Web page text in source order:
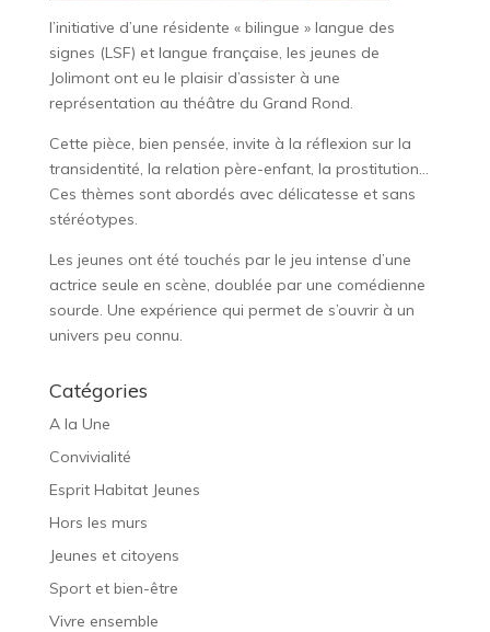
l’initiative d’une résidente « bilingue » langue des
signes (LSF) et langue française, les jeunes de
Jolimont ont eu le plaisir d’assister à une
représentation au théâtre du Grand Rond.
Cette pièce, bien pensée, invite à la réflexion sur la
transidentité, la relation père-enfant, la prostitution…
Ces thèmes sont abordés avec délicatesse et sans
stéréotypes.
Les jeunes ont été touchés par le jeu intense d’une
actrice seule en scène, doublée par une comédienne
sourde. Une expérience qui permet de s’ouvrir à un
univers peu connu.
Catégories
A la Une
Convivialité
Esprit Habitat Jeunes
Hors les murs
Jeunes et citoyens
Sport et bien-être
Vivre ensemble